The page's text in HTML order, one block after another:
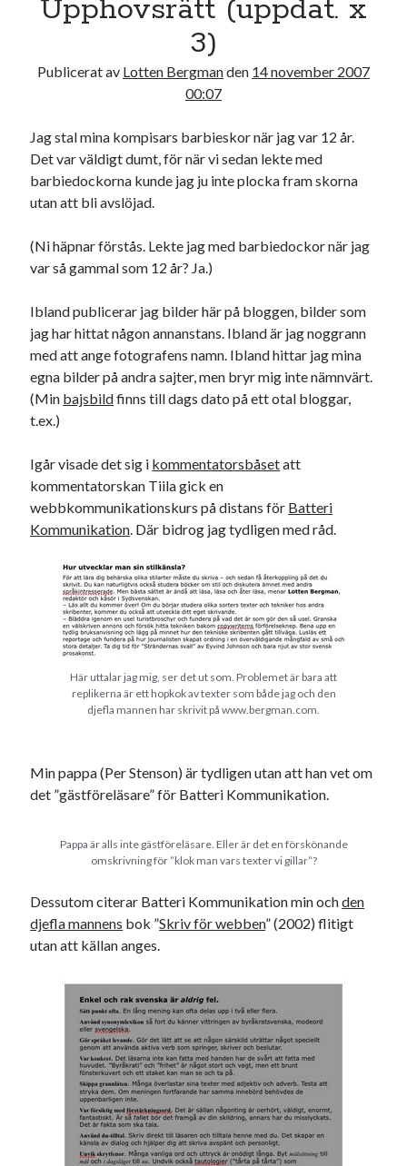
19 20 21 22 23 24 25
Sök
Kategorier
Etiketter
#blogg100
barnen basket bil
död England fest
historia hotell jobb
Julkalenderfacit
julkalendern 2021 Julkalendern 2024 konst
kåseri lifvet Lund mat minne
minnen
nostalgi ord radio recept
sommar språk språkpolis
svenska
USA
Dessa har något gemensamt
Fantastiskt välformulerad moderecensent
Dessa har något helt annat gemensamt
En amerikansk språkpolis
Fula biblioteksböcker
Egna länkar
Upphovsrätt (uppdat. x
3)
Publicerat av Lotten Bergmanden 14 november 2007
00:07
Jag stal mina kompisars barbieskor när jag var 12 år.
Det var väldigt dumt, för när vi sedan lekte med
barbiedockorna kunde jag ju inte plocka fram skorna
utan att bli avslöjad.
(Ni häpnar förstås. Lekte jag med barbiedockor när jag
var så gammal som 12 år? Ja.)
Ibland publicerar jag bilder här på bloggen, bilder som
jag har hittat någon annanstans. Ibland är jag noggrann
med att ange fotografens namn. Ibland hittar jag mina
egna bilder på andra sajter, men bryr mig inte nämnvärt.
(Min bajsbildfinns till dags dato på ett otal bloggar,
t.ex.)
Igår visade det sig i kommentatorsbåsetatt
kommentatorskan Tiila gick en
webbkommunikationskurs på distans för Batteri
Kommunikation. Där bidrog jag tydligen med råd.
Här uttalar jag mig, ser det ut som. Problemet är bara att
replikerna är ett hopkok av texter som både jag och den
djefla mannen har skrivit på www.bergman.com.
Min pappa (Per Stenson) är tydligen utan att han vet om
det ”gästföreläsare” för Batteri Kommunikation.
Pappa är alls inte gästföreläsare. Eller är det en förskönande
omskrivning för ”klok man vars texter vi gillar”?
Dessutom citerar Batteri Kommunikation min ochden
djefla mannens bok ”Skriv för webben” (2002) flitigt
utan att källan anges.